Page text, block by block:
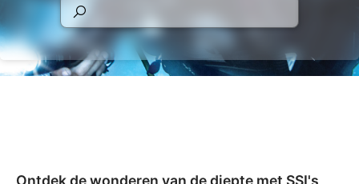
Ontdek de wonderen van de diepte met SSI's